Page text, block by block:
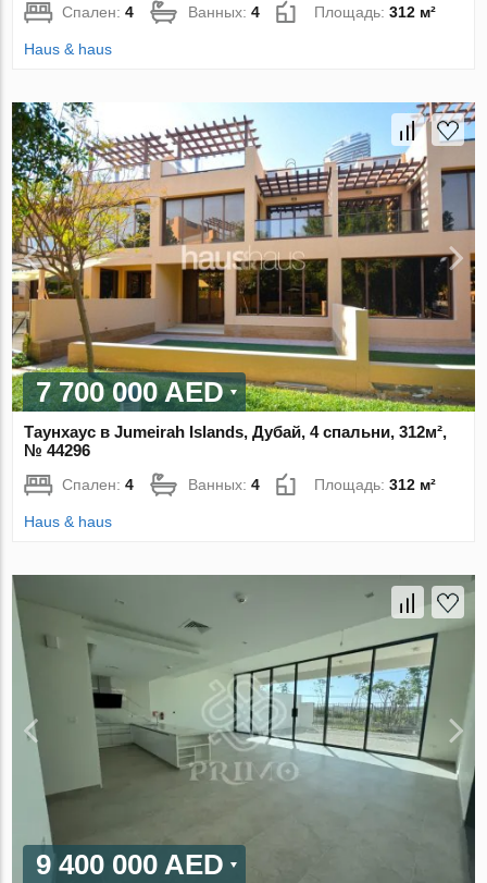
Спален:4 Ванных:4 Площадь:312 м²
Haus & haus
7 700 000 AED
Таунхаус в Jumeirah Islands, Дубай, 4 спальни, 312м²,
№ 44296
Спален:4 Ванных:4 Площадь:312 м²
Haus & haus
9 400 000 AED